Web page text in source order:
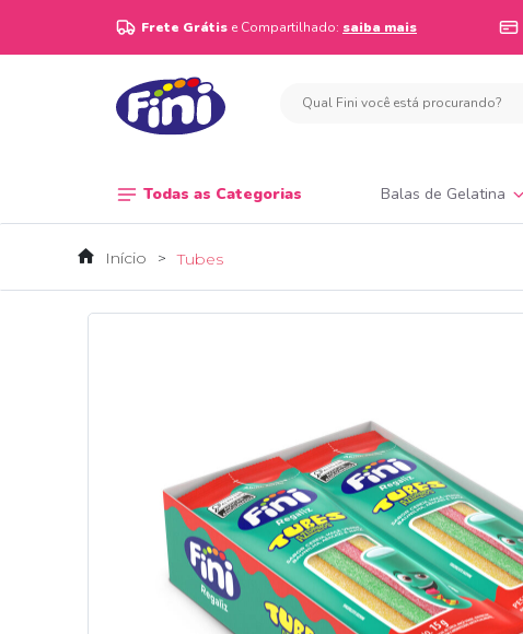
Frete Grátis e Compartilhado: saiba mais
Todas as Categorias Balas de Gelatina
Início Tubes